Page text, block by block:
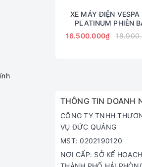
XE MÁY ĐIỆN VESPA
PLATINUM PHIÊN
16.500.000₫
ính
THÔNG TIN DOANH
CÔNG TY TNHH
VỤ ĐỨC QUẢNG
MST: 0202190120
NƠI CẤP: SỞ KẾ